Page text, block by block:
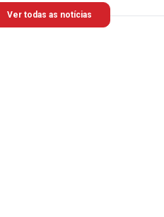
Ver todas as notícias